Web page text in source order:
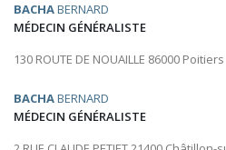
BACHABERNARD
MÉDECIN GÉNÉRALISTE
130 ROUTE DE NOUAILLE 86000 Poitiers
BACHABERNARD
MÉDECIN GÉNÉRALISTE